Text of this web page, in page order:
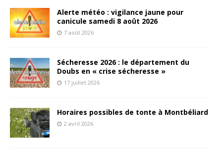
Alerte météo : vigilance jaune pour
canicule samedi 8 août 2026
7 août 2026
Sécheresse 2026 : le département du
Doubs en « crise sécheresse »
17 juillet 2026
Horaires possibles de tonte à Montbéliard
2 avril 2026